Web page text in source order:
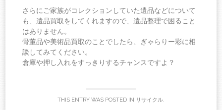
さらにご家族がコレクションしていた遺品などについて
も、遺品買取をしてくれますので、遺品整理で困ること
はありません。
骨董品や美術品買取のことでしたら、ぎゃらりー彩に相
談してみてください。
倉庫や押し入れをすっきりするチャンスですよ？
THIS ENTRY WAS POSTED IN リサイクル.